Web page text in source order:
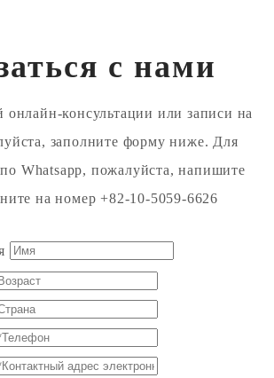
с нами
онлайн-консультации или записи на
заполните форму ниже. Для
Whatsapp, пожалуйста, напишите
на номер +82-10-5059-6626